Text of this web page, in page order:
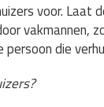
voor. Laat
vakmannen,
persoon die